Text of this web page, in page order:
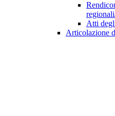
Atti
Articolazione